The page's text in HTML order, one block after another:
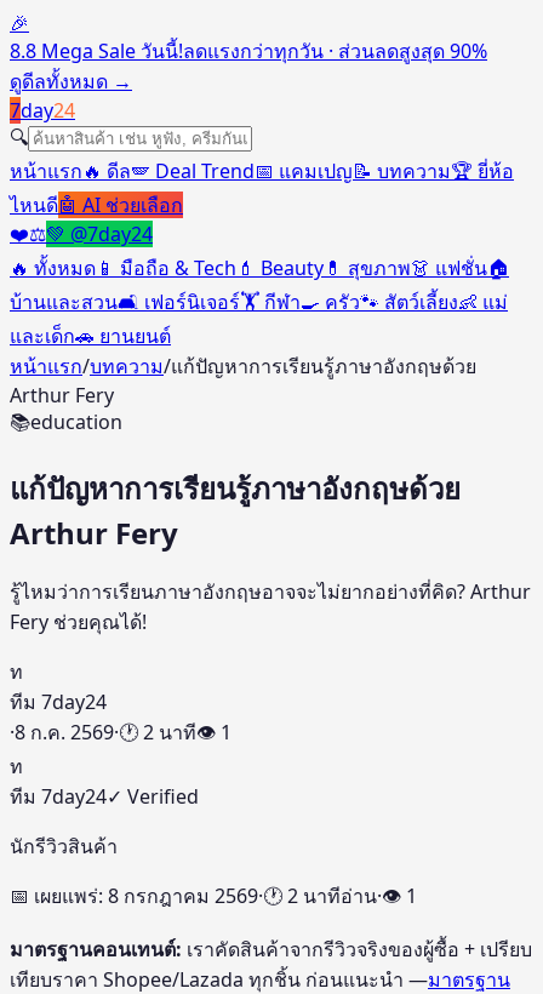
🎉
8.8 Mega Sale วันนี้!ลดแรงกว่าทุกวัน · ส่วนลดสูงสุด 90%
ดูดีลทั้งหมด →
7day24
🔍
หน้าแรก🔥 ดีล🪽 Deal Trend📅 แคมเปญ📝 บทความ🏆 ยี่ห้อ
ไหนดี🤖 AI ช่วยเลือก
❤️⚖️💚 @7day24
🔥 ทั้งหมด 📱 มือถือ & Tech 💄 Beauty 💊 สุขภาพ👗 แฟชั่น🏠
บ้านและสวน🛋️ เฟอร์นิเจอร์🏋️ กีฬา🍳 ครัว🐾 สัตว์เลี้ยง👶 แม่
และเด็ก🚗 ยานยนต์
หน้าแรก/บทความ/แก้ปัญหาการเรียนรู้ภาษาอังกฤษด้วย
Arthur Fery
📚education
แก้ปัญหาการเรียนรู้ภาษาอังกฤษด้วย
Arthur Fery
รู้ไหมว่าการเรียนภาษาอังกฤษอาจจะไม่ยากอย่างที่คิด? Arthur
Fery ช่วยคุณได้!
ท
ทีม 7day24
·8 ก.ค. 2569·🕐2 นาที👁 1
ท
ทีม 7day24✓ Verified
นักรีวิวสินค้า
📅 เผยแพร่: 8 กรกฎาคม 2569·🕐2 นาทีอ่าน·👁 1
มาตรฐานคอนเทนต์: เราคัดสินค้าจากรีวิวจริงของผู้ซื้อ + เปรียบ
เทียบราคา Shopee/Lazada ทุกชิ้น ก่อนแนะนำ —มาตรฐาน